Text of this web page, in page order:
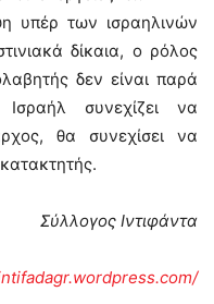
υπέρ των ισραηλινών
δίκαια, ο ρόλος
δεν είναι παρά
συνεχίζει να
θα συνεχίσει να
Σύλλογος Ιντιφάντα